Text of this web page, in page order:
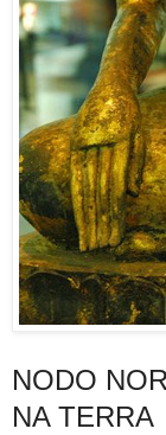
NODO
NA TERRA